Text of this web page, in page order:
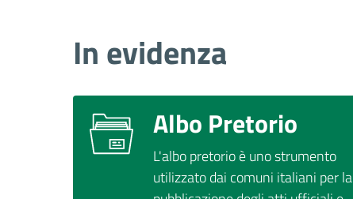
In evidenza
Albo Pretorio
L'albo pretorio è uno strumento
utilizzato dai comuni italiani per la